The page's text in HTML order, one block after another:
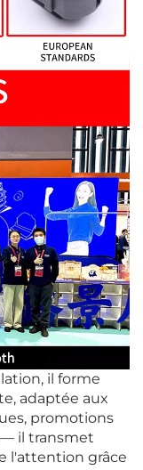
il forme
adaptée aux
promotions
— il transmet
l'attention grâce